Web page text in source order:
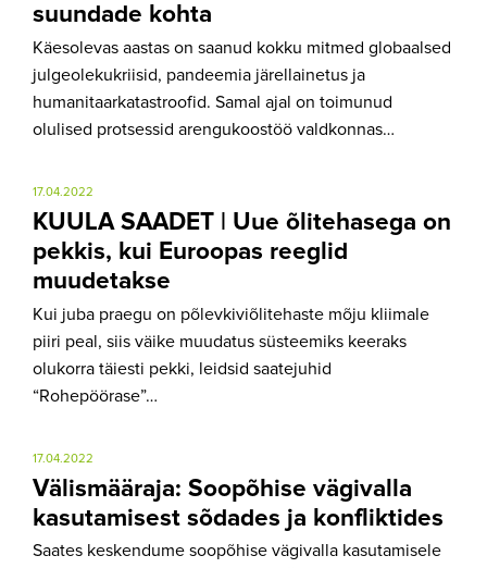
suundade kohta
Käesolevas aastas on saanud kokku mitmed globaalsed
julgeolekukriisid, pandeemia järellainetus ja
humanitaarkatastroofid. Samal ajal on toimunud
olulised protsessid arengukoostöö valdkonnas…
17.04.2022
KUULA SAADET | Uue õlitehasega on
pekkis, kui Euroopas reeglid
muudetakse
Kui juba praegu on põlevkiviõlitehaste mõju kliimale
piiri peal, siis väike muudatus süsteemiks keeraks
olukorra täiesti pekki, leidsid saatejuhid
“Rohepöörase”…
17.04.2022
Välismääraja: Soopõhise vägivalla
kasutamisest sõdades ja konfliktides
Saates keskendume soopõhise vägivalla kasutamisele